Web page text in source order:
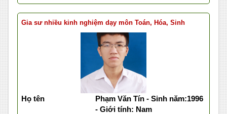
Gia sư nhiều kinh nghiệm dạy môn Toán, Hóa, Sinh
Họ tên
Phạm Văn Tín - Sinh năm:1996
- Giới tính: Nam